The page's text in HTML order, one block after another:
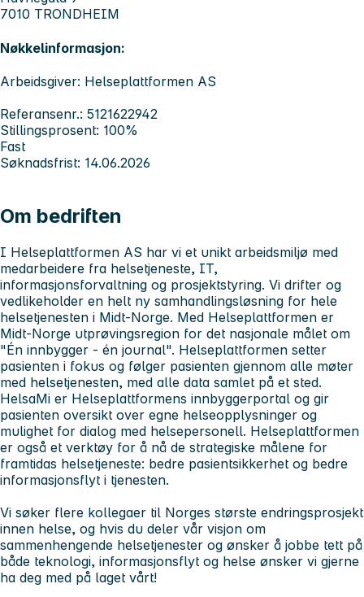
7010 TRONDHEIM
Nøkkelinformasjon:
Arbeidsgiver: Helseplattformen AS
Referansenr.: 5121622942
Stillingsprosent: 100%
Fast
Søknadsfrist: 14.06.2026
Om bedriften
I Helseplattformen AS har vi et unikt arbeidsmiljø med
medarbeidere fra helsetjeneste, IT,
informasjonsforvaltning og prosjektstyring. Vi drifter og
vedlikeholder en helt ny samhandlingsløsning for hele
helsetjenesten i Midt-Norge. Med Helseplattformen er
Midt-Norge utprøvingsregion for det nasjonale målet om
"Én innbygger - én journal". Helseplattformen setter
pasienten i fokus og følger pasienten gjennom alle møter
med helsetjenesten, med alle data samlet på et sted.
HelsaMi er Helseplattformens innbyggerportal og gir
pasienten oversikt over egne helseopplysninger og
mulighet for dialog med helsepersonell. Helseplattformen
er også et verktøy for å nå de strategiske målene for
framtidas helsetjeneste: bedre pasientsikkerhet og bedre
informasjonsflyt i tjenesten.
Vi søker flere kollegaer til Norges største endringsprosjekt
innen helse, og hvis du deler vår visjon om
sammenhengende helsetjenester og ønsker å jobbe tett på
både teknologi, informasjonsflyt og helse ønsker vi gjerne
ha deg med på laget vårt!